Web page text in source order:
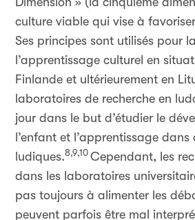
culture viable qui vise à
Ses principes sont utilisés pour
l’apprentissage culturel en
Finlande et ultérieurement en
laboratoires de recherche en
jour dans le but d’étudier le
l’enfant et l’apprentissage
ludiques.8,9,10 Cependant, les
dans les laboratoires
pas toujours à alimenter les
peuvent parfois être mal